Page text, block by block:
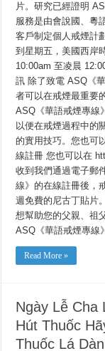
片。研究已經證明
服務是由會說國、粵
客戶制定個人戒煙計
到星期五，美國西岸
10:00am 至凌晨
訊 除了致電 ASQ《
者可以在戒煙最重要
ASQ《華語戒煙專線
以便在戒煙過程中的
的實用技巧。您也可
線註冊 您也可以在
收到我們通過電子郵
線》的在線註冊後，
週免費的尼古丁貼片
想幫助您的父親、祖
ASQ《華語戒煙專線
Read More »
Ngày Lễ
Hút Thuốc
Thuốc Lá